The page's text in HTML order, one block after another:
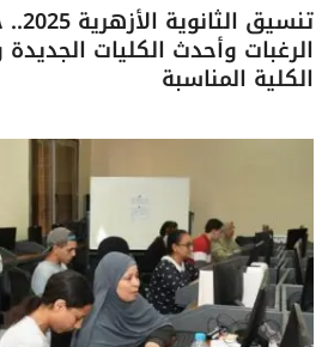
الرغبات وأحدث الكليات الجديدة
الكلية المناسبة